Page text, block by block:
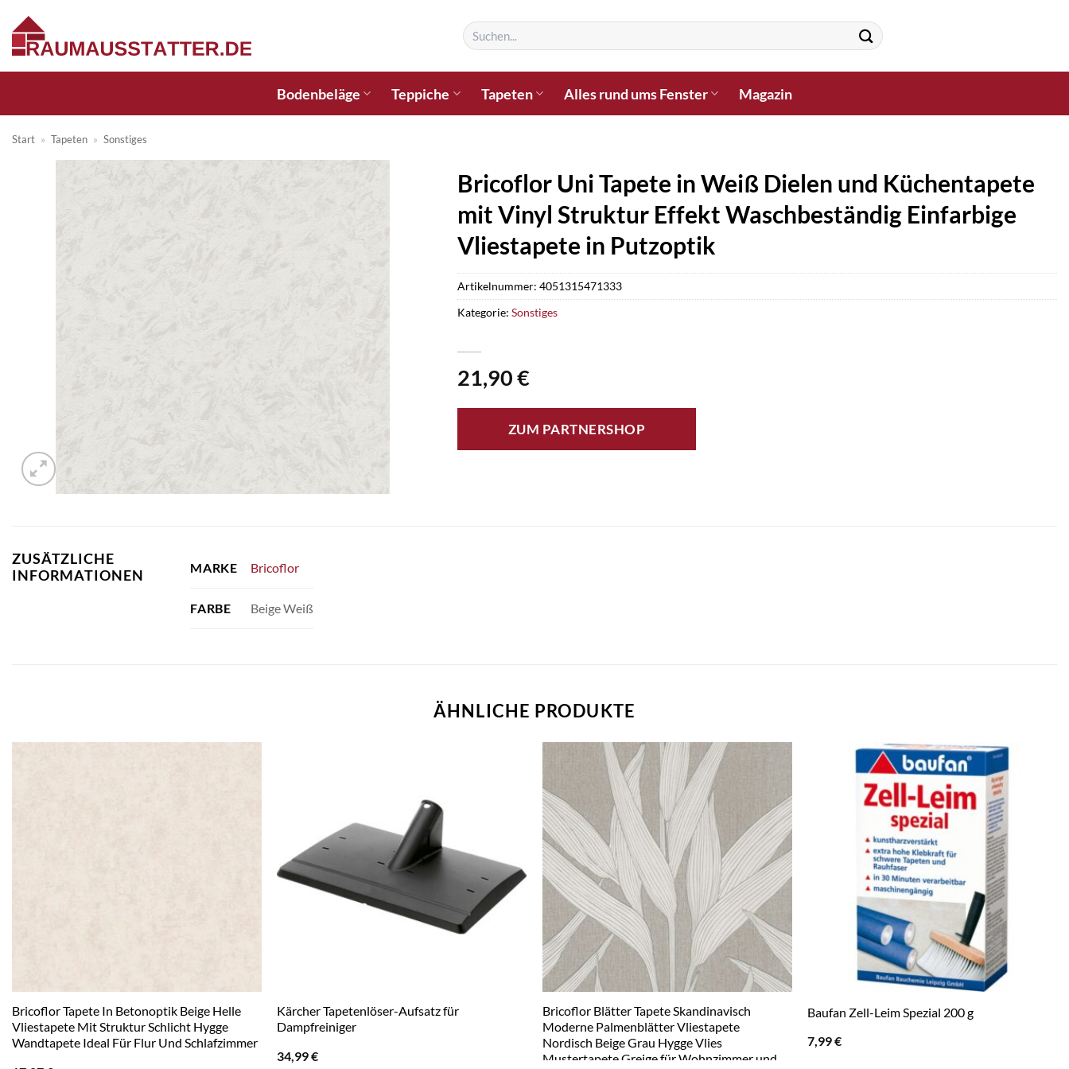
Inhalt
springen
Suchen
nach:
Bodenbeläge Teppiche Tapeten Alles rund ums Fenster Magazin
Start » Tapeten » Sonstiges
Bricoflor Uni Tapete in Weiß Dielen und Küchentapete
mit Vinyl Struktur Effekt Waschbeständig Einfarbige
Vliestapete in Putzoptik
21,90€
ZUM PARTNERSHOP
Artikelnummer: 4051315471333
Kategorie: Sonstiges
ZUSÄTZLICHE
INFORMATIONEN
MARKE Bricoflor
FARBE Beige Weiß
ÄHNLICHE PRODUKTE
Bricoflor Tapete In Betonoptik Beige Helle
Vliestapete Mit Struktur Schlicht Hygge
Wandtapete Ideal Für Flur Und Schlafzimmer
Kärcher Tapetenlöser-Aufsatz für
Dampfreiniger
34,99€
Bricoflor Blätter Tapete Skandinavisch
Moderne Palmenblätter Vliestapete
Nordisch Beige Grau Hygge Vlies
Mustertapete Greige für Wohnzimmer und
Baufan Zell-Leim Spezial 200 g
7,99€